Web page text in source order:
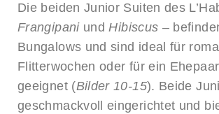
Die beiden Junior Suiten des
FrangipaniundHibiscus –
Bungalows und sind ideal für
Flitterwochen oder für ein
geeignet (Bilder 10-15). Beide
geschmackvoll eingerichtet und